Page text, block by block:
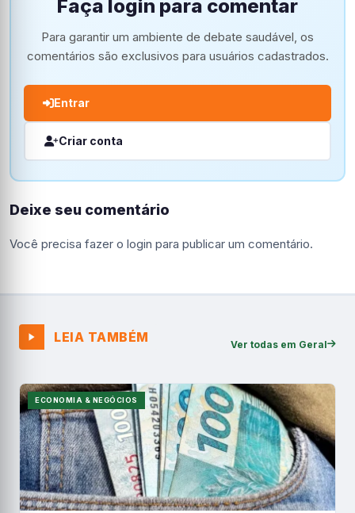
Faça login para comentar
Para garantir um ambiente de debate saudável, os
comentários são exclusivos para usuários cadastrados.
Entrar
Criar conta
Deixe seu comentário
Você precisa fazer o login para publicar um comentário.
LEIA TAMBÉM Ver todas em Geral
ECONOMIA & NEGÓCIOS